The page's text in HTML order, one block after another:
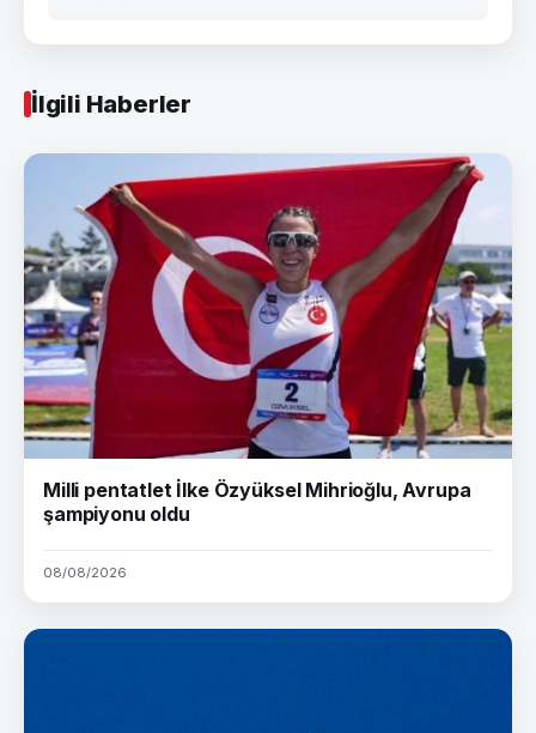
İlgili Haberler
Milli pentatlet İlke Özyüksel Mihrioğlu, Avrupa
şampiyonu oldu
08/08/2026